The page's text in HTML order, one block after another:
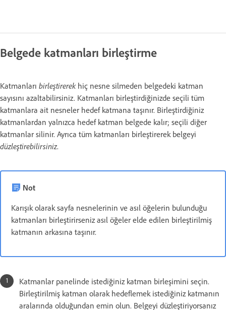
Belgede katmanları birleştirme
Katmanları birleştirerekhiç nesne silmeden belgedeki katman
sayısını azaltabilirsiniz. Katmanları birleştirdiğinizde seçili tüm
katmanlara ait nesneler hedef katmana taşınır. Birleştirdiğiniz
katmanlardan yalnızca hedef katman belgede kalır; seçili diğer
katmanlar silinir. Ayrıca tüm katmanları birleştirerek belgeyi
düzleştirebilirsiniz.
Not
Karışık olarak sayfa nesnelerinin ve asıl öğelerin bulunduğu
katmanları birleştirirseniz asıl öğeler elde edilen birleştirilmiş
katmanın arkasına taşınır.
Katmanlar panelinde istediğiniz katman birleşimini seçin.
Birleştirilmiş katman olarak hedeflemek istediğiniz katmanın
aralarında olduğundan emin olun. Belgeyi düzleştiriyorsanız